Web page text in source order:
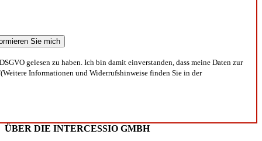
gelesen zu haben. Ich bin damit einverstanden, dass meine Daten zur
Informationen und Widerrufshinweise finden Sie in der
ÜBER DIE INTERCESSIO GMBH